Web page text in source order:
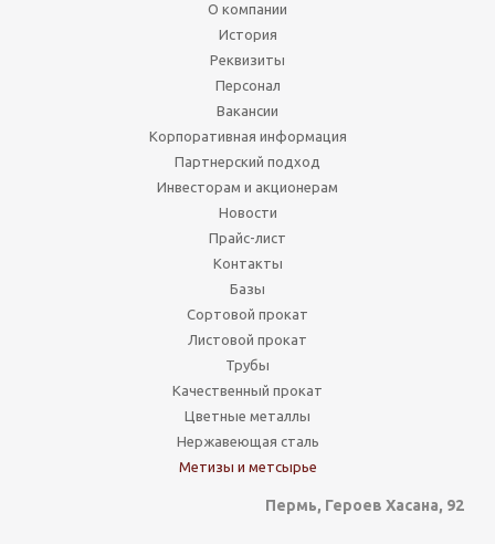
О компании
История
Реквизиты
Персонал
Вакансии
Корпоративная информация
Партнерский подход
Инвесторам и акционерам
Новости
Прайс-лист
Контакты
Базы
Сортовой прокат
Листовой прокат
Трубы
Качественный прокат
Цветные металлы
Нержавеющая сталь
Метизы и метсырье
Пермь, Героев Хасана, 92